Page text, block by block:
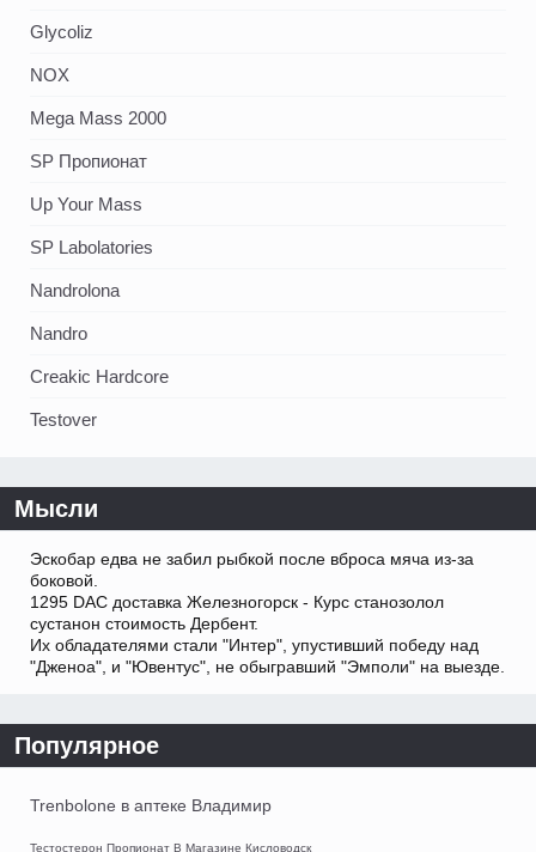
Glycoliz
NOX
Mega Mass 2000
SP Пропионат
Up Your Mass
SP Labolatories
Nandrolona
Nandro
Creakic Hardcore
Testover
Мысли
Эскобар едва не забил рыбкой после вброса мяча из-за
боковой.
1295 DAC доставка Железногорск - Курс станозолол
сустанон стоимость Дербент.
Их обладателями стали "Интер", упустивший победу над
"Дженоа", и "Ювентус", не обыгравший "Эмполи" на выезде.
Популярное
Trenbolone в аптеке Владимир
Тестостерон Пропионат В Магазине Кисловодск